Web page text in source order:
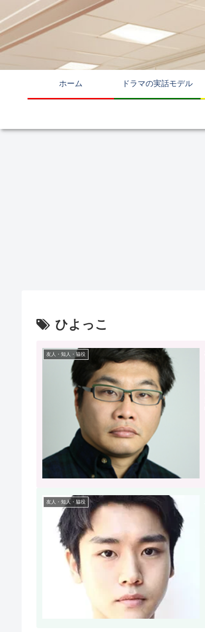
ホーム ドラマの実話モデル
ひよっこ
友人・知人・脇役
友人・知人・脇役